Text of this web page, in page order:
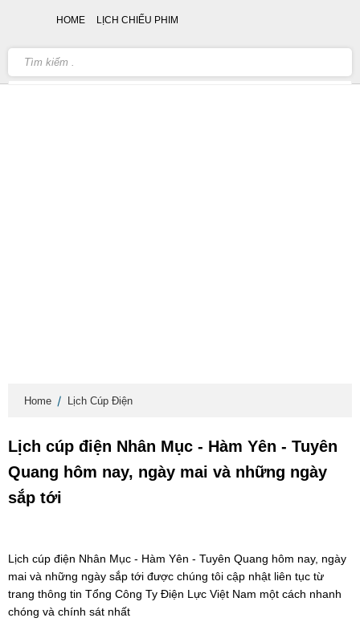
Home Lịch Cúp Điện
Lịch cúp điện Nhân Mục - Hàm Yên - Tuyên
Quang hôm nay, ngày mai và những ngày
sắp tới
Lịch cúp điện Nhân Mục - Hàm Yên - Tuyên Quang hôm nay, ngày
mai và những ngày sắp tới được chúng tôi cập nhật liên tục từ
trang thông tin Tổng Công Ty Điện Lực Việt Nam một cách nhanh
chóng và chính sát nhất
HOME LỊCH CHIẾU PHIM